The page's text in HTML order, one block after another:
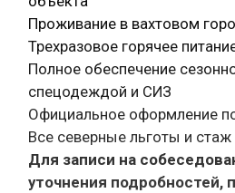
Проживание в вахтовом
Трехразовое горячее
Полное обеспечение
спецодеждой и СИЗ
Официальное оформление
Все северные льготы и стаж
Для записи на
уточнения подробностей,